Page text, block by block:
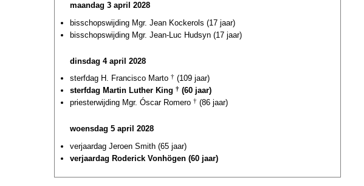
maandag 3 april 2028
bisschopswijding Mgr. Jean Kockerols (17 jaar)
bisschopswijding Mgr. Jean-Luc Hudsyn (17 jaar)
dinsdag 4 april 2028
sterfdag H. Francisco Marto † (109 jaar)
sterfdag Martin Luther King † (60 jaar)
priesterwijding Mgr. Óscar Romero † (86 jaar)
woensdag 5 april 2028
verjaardag Jeroen Smith (65 jaar)
verjaardag Roderick Vonhögen (60 jaar)